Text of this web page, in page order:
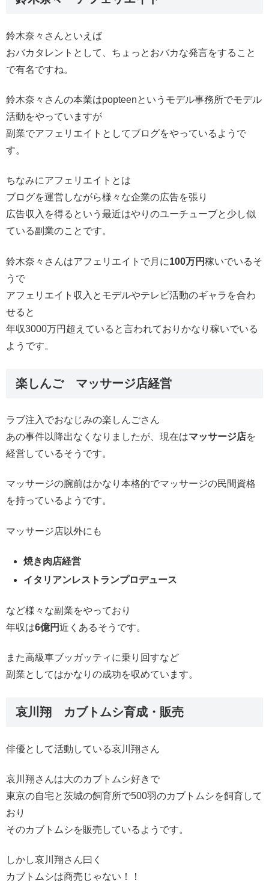
鈴木奈々さんといえば
おバカタレントとして、ちょっとおバカな発言をすること
で有名ですね。
鈴木奈々さんの本業はpopteenというモデル事務所でモデル
活動をやっていますが
副業でアフェリエイトとしてブログをやっているようで
す。
ちなみにアフェリエイトとは
ブログを運営しながら様々な企業の広告を張り
広告収入を得るという最近はやりのユーチューブと少し似
ている副業のことです。
鈴木奈々さんはアフェリエイトで月に100万円稼いでいるそ
うで
アフェリエイト収入とモデルやテレビ活動のギャラを合わ
せると
年収3000万円超えていると言われておりかなり稼いでいる
ようです。
楽しんご マッサージ店経営
ラブ注入でおなじみの楽しんごさん
あの事件以降出なくなりましたが、現在はマッサージ店を
経営しているそうです。
マッサージの腕前はかなり本格的でマッサージの民間資格
を持っているようです。
マッサージ店以外にも
焼き肉店経営
イタリアンレストランプロデュース
など様々な副業をやっており
年収は6億円近くあるそうです。
また高級車ブッガッティに乗り回すなど
副業としてはかなりの成功を収めています。
哀川翔 カブトムシ育成・販売
俳優として活動している哀川翔さん
哀川翔さんは大のカブトムシ好きで
東京の自宅と茨城の飼育所で500羽のカブトムシを飼育して
おり
そのカブトムシを販売しているようです。
しかし哀川翔さん曰く
カブトムシは商売じゃない！！